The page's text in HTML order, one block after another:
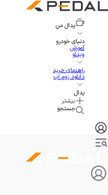
پدال من
دنیای خودرو
آموزش
ویدئو
راهنمای خرید
دانلود زوم اپ
پدال
بیشتر
جستجو